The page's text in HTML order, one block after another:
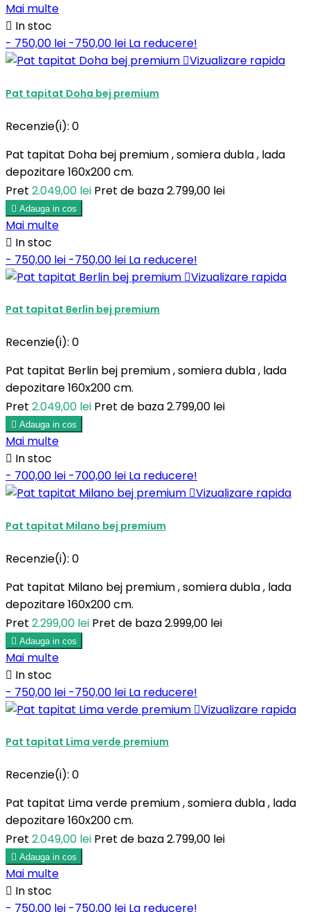
Mai multe
 In stoc
- 750,00 lei -750,00 lei La reducere!
Vizualizare rapida
Pat tapitat Doha bej premium
Recenzie(i): 0
Pat tapitat Doha bej premium , somiera dubla , lada
depozitare 160x200 cm.
Pret 2.049,00 lei Pret de baza2.799,00 lei
 Adauga in cos
Mai multe
 In stoc
- 750,00 lei -750,00 lei La reducere!
Vizualizare rapida
Pat tapitat Berlin bej premium
Recenzie(i): 0
Pat tapitat Berlin bej premium , somiera dubla , lada
depozitare 160x200 cm.
Pret 2.049,00 lei Pret de baza2.799,00 lei
 Adauga in cos
Mai multe
 In stoc
- 700,00 lei -700,00 lei La reducere!
Vizualizare rapida
Pat tapitat Milano bej premium
Recenzie(i): 0
Pat tapitat Milano bej premium , somiera dubla , lada
depozitare 160x200 cm.
Pret 2.299,00 lei Pret de baza2.999,00 lei
 Adauga in cos
Mai multe
 In stoc
- 750,00 lei -750,00 lei La reducere!
Vizualizare rapida
Pat tapitat Lima verde premium
Recenzie(i): 0
Pat tapitat Lima verde premium , somiera dubla , lada
depozitare 160x200 cm.
Pret 2.049,00 lei Pret de baza2.799,00 lei
 Adauga in cos
Mai multe
 In stoc
- 750,00 lei -750,00 lei La reducere!